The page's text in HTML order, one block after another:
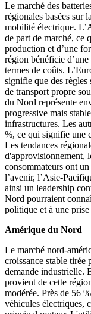
Le marché des
régionales basées sur
mobilité électrique.
de part de marché, ce
production et d’une
région bénéficie
termes de coûts.
signifie que des règles
de transport propre
du Nord représente
progressive mais
infrastructures. Les
%, ce qui signifie une
Les tendances
d'approvisionnement,
consommateurs ont
l’avenir, l’Asie-
ainsi un leadership
Nord pourraient
politique et à une
Amérique du Nord
Le marché nord-
croissance stable tirée
demande industrielle.
provient de cette
modérée. Près de 56
véhicules électriques,